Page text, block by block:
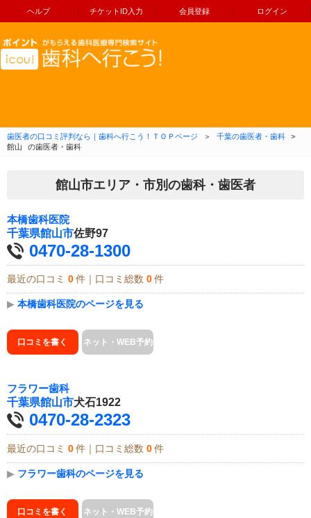
ヘルプ チケットID入力 会員登録 ログイン
コンテンツへ移動
歯医者の口コミ評判なら｜歯科へ行こう！ＴＯＰページ ＞ 千葉の歯医者・歯科
>
館山
の歯医者・歯科
館山市エリア・市別の歯科・歯医者
本橋歯科医院
千葉県館山市佐野97
0470-28-1300
最近の口コミ 0 件｜口コミ総数 0 件
▶ 本橋歯科医院のページを見る
口コミを書く ネット・WEB予約
フラワー歯科
千葉県館山市犬石1922
0470-28-2323
最近の口コミ 0 件｜口コミ総数 0 件
▶ フラワー歯科のページを見る
口コミを書く ネット・WEB予約